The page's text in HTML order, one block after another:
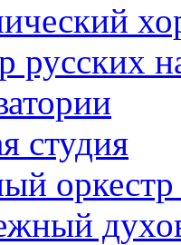
русских
студия
оркестр